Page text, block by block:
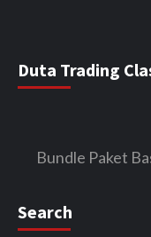
Duta Trading
Bundle Paket
Search